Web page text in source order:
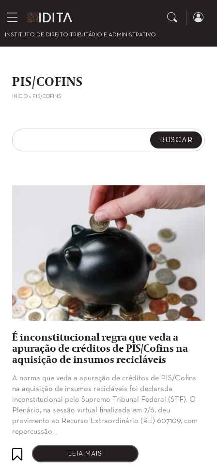
INSTITUTO DE DIREITO TRIBUTÁRIO E ADMINISTRATIVO
PIS/COFINS
INÍCIO » PIS/COFINS
É inconstitucional regra que veda a
apuração de créditos de PIS/Cofins na
aquisição de insumos recicláveis
A norma que veda a apuração de créditos de PIS/Cofins
na aquisição de insumos recicláveis foi declarada
inconstitucional pelo Supremo Tribunal Federal (STF). O
Plenário, na sessão virtual finalizada em 7/6, deu
provimento ao Recurso Extraordinário (RE) 607109, com
repercussão…
LEIA MAIS